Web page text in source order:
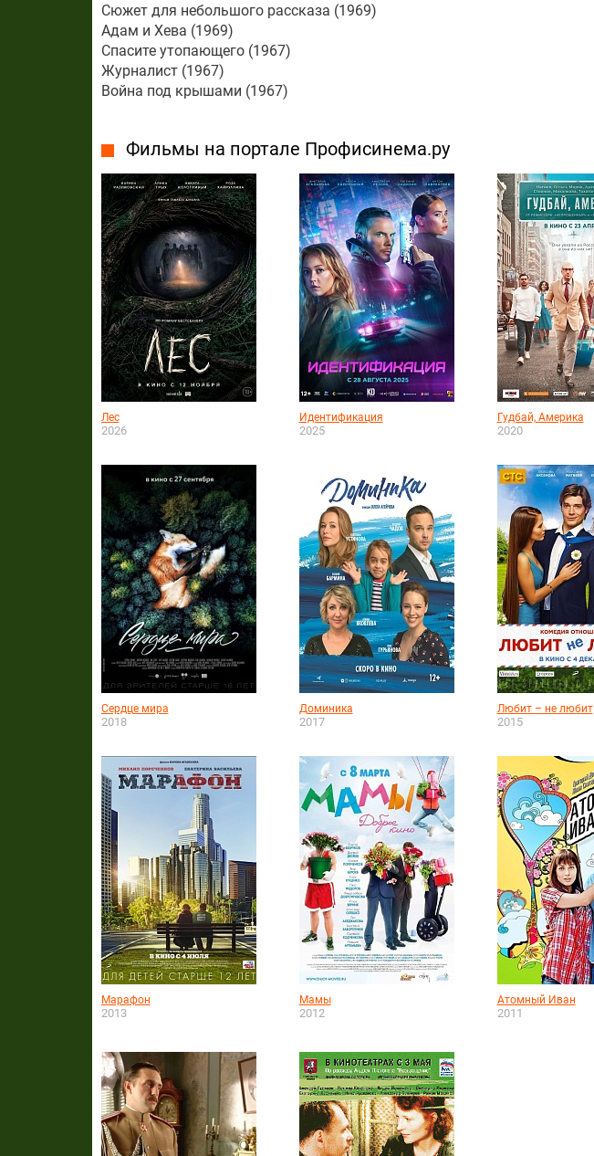
Сюжет для небольшого рассказа (1969)
Адам и Хева (1969)
Спасите утопающего (1967)
Журналист (1967)
Война под крышами (1967)
Фильмы на портале Профисинема.ру
Лес
2026
Идентификация
2025
Гудбай, Америка
2020
Сердце мира
2018
Доминика
2017
Любит – не любит
2015
Марафон
2013
Мамы
2012
Атомный Иван
2011